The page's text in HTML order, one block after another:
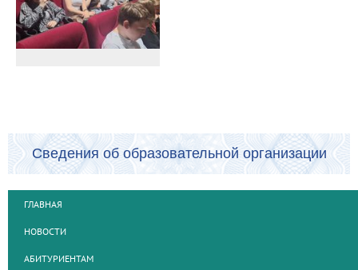
Сведения об образовательной организации
ГЛАВНАЯ
НОВОСТИ
АБИТУРИЕНТАМ